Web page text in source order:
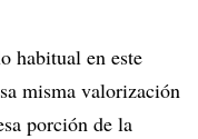
habitual en este
misma valorización
porción de la